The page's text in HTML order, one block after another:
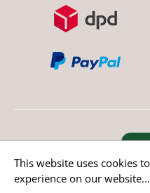
* All prices incl. value
This website uses cookies
experience on our website...